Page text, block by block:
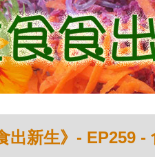
出新生》- EP259